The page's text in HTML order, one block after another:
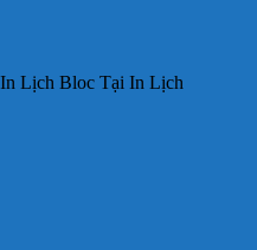
Lịch Bloc Tại In Lịch